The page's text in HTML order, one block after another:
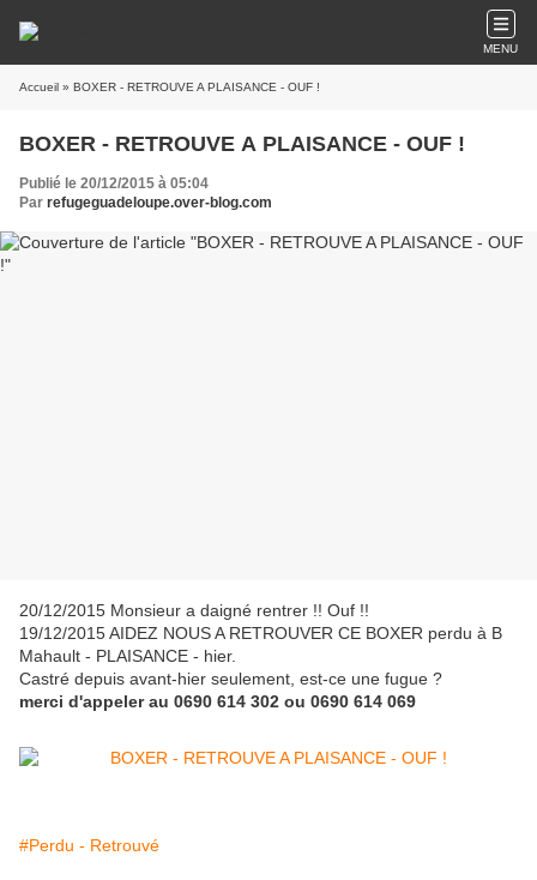
MENU
Accueil » BOXER - RETROUVE A PLAISANCE - OUF !
BOXER - RETROUVE A PLAISANCE - OUF !
Publié le 20/12/2015 à 05:04
Par refugeguadeloupe.over-blog.com
20/12/2015 Monsieur a daigné rentrer !! Ouf !!
19/12/2015 AIDEZ NOUS A RETROUVER CE BOXER perdu à B
Mahault - PLAISANCE - hier.
Castré depuis avant-hier seulement, est-ce une fugue ?
merci d'appeler au 0690 614 302 ou 0690 614 069
#Perdu - Retrouvé